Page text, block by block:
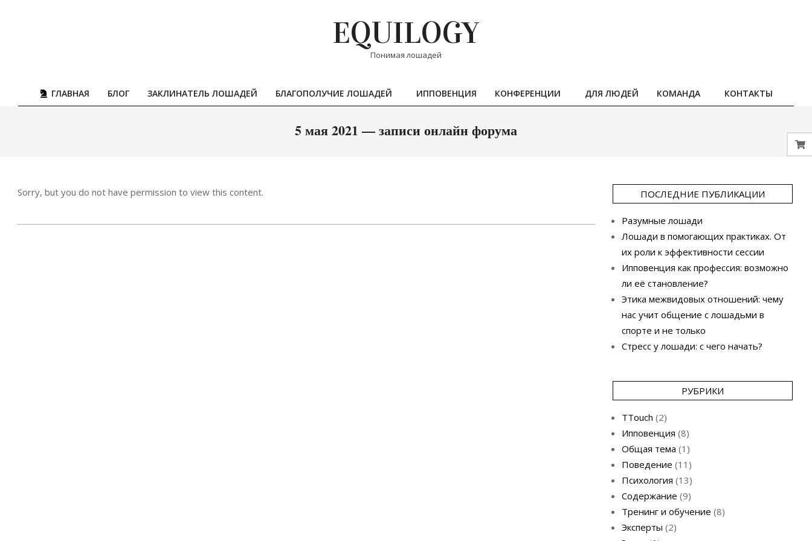
EQUILOGY
Понимая лошадей
Primary
Menu
ГЛАВНАЯ БЛОГ ЗАКЛИНАТЕЛЬ ЛОШАДЕЙ БЛАГОПОЛУЧИЕ ЛОШАДЕЙ ИППОВЕНЦИЯ КОНФЕРЕНЦИИ ДЛЯ ЛЮДЕЙ КОМАНДА КОНТАКТЫ
5 мая 2021 — записи онлайн форума
Sorry, but you do not have permission to view this content. ПОСЛЕДНИЕ ПУБЛИКАЦИИ
Разумные лошади
Лошади в помогающих практиках. От
их роли к эффективности сессии
Ипповенция как профессия: возможно
ли её становление?
Этика межвидовых отношений: чему
нас учит общение с лошадьми в
спорте и не только
Стресс у лошади: с чего начать?
РУБРИКИ
TTouch (2)
Ипповенция (8)
Общая тема (1)
Поведение (11)
Психология (13)
Содержание (9)
Тренинг и обучение (8)
Эксперты (2)